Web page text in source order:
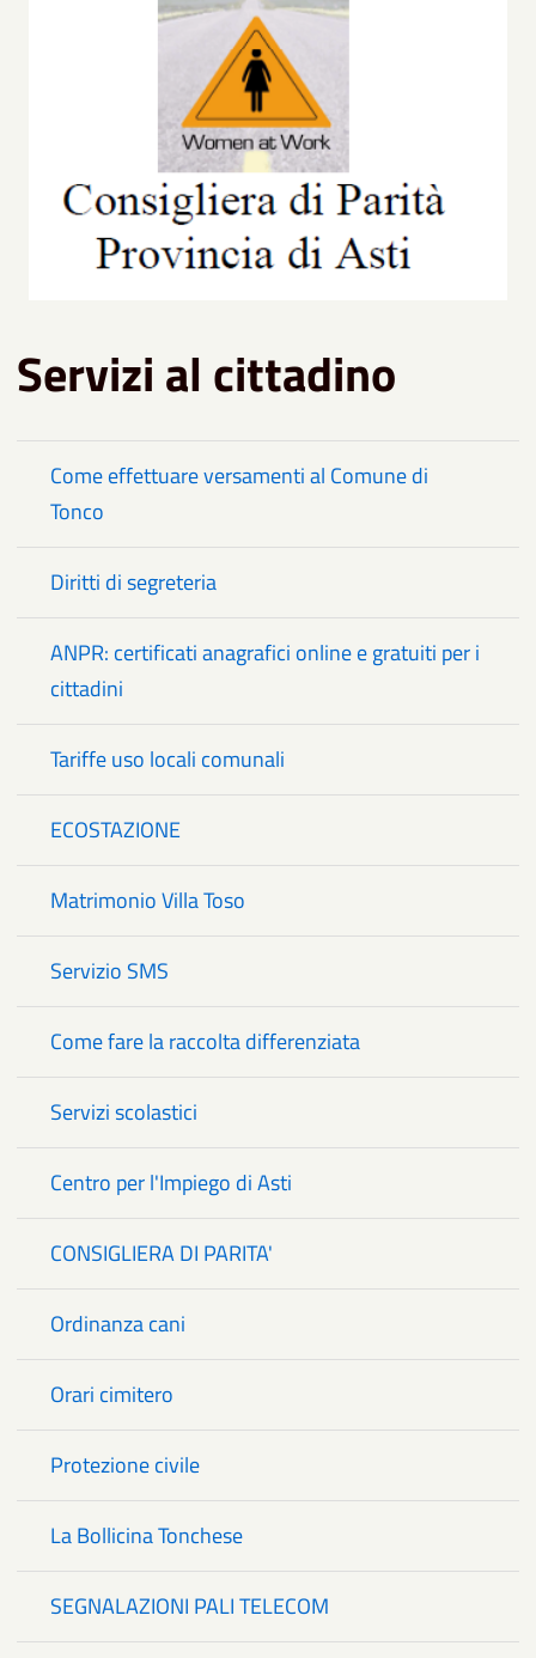
Servizi al cittadino
Come effettuare versamenti al Comune di
Tonco
Diritti di segreteria
ANPR: certificati anagrafici online e gratuiti per i
cittadini
Tariffe uso locali comunali
ECOSTAZIONE
Matrimonio Villa Toso
Servizio SMS
Come fare la raccolta differenziata
Servizi scolastici
Centro per l'Impiego di Asti
CONSIGLIERA DI PARITA'
Ordinanza cani
Orari cimitero
Protezione civile
La Bollicina Tonchese
SEGNALAZIONI PALI TELECOM